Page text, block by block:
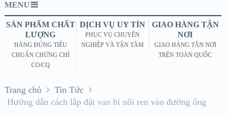
MENU
SẢN PHẨM CHẤT
LƯỢNG
HÀNG ĐÚNG TIÊU
CHUẨN CHỨNG CHỈ
CO/CQ
DỊCH VỤ UY TÍN
PHỤC VỤ CHUYÊN
NGHIỆP VÀ TẬN TÂM
GIAO HÀNG TẬN
NƠI
GIAO HÀNG TẬN NƠI
TRÊN TOÀN QUỐC
Trang chủ
Tin Tức
Hướng dẫn cách lắp đặt van bi nối ren vào đường ống